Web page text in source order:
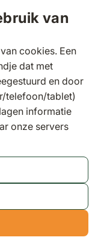
van
cookies. Een
dat met
en door
telefoon/tablet)
informatie
onze servers
50 x 30 cm
NaN